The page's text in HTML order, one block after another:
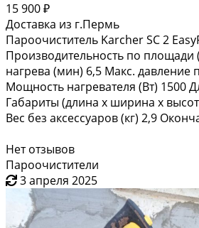
15 900 ₽
Доставка из г.Пермь
Пароочиститель Karcher SC 2
Производительность по площади
нагрева (мин) 6,5 Макс. давление
Мощность нагревателя (Вт) 1500
Габариты (длина х ширина х
Вес без аксессуаров (кг) 2,9
Нет отзывов
Пароочистители
3 апреля 2025